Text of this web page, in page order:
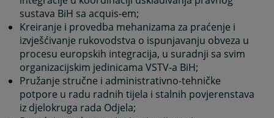
sustava BiH sa acquis-em;
Kreiranje i provedba mehanizama za praćenje i
izvješćivanje rukovodstva o ispunjavanju obveza u
procesu europskih integracija, u suradnji sa svim
organizacijskim jedinicama VSTV-a BiH;
Pružanje stručne i administrativno-tehničke
potpore u radu radnih tijela i stalnih povjerenstava
iz djelokruga rada Odjela;